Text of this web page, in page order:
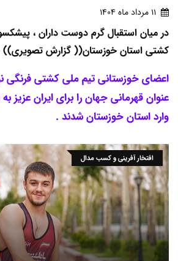
11 مرداد ماه 1404
در میان استقبال گرم دوست داران ،
کشتی استان خوزستان(( گزارش تصویری))
اعضای خوزستانی تیم ملی کشتی فرنگی
عنوان قهرمانی جهان را برای ایران عزیز به
وارد استان خوزستان شدند .
افتخار آفرینی و کسب مدال